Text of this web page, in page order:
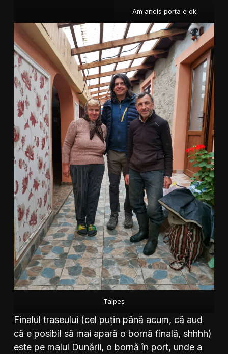
Am ancis porta e ok
Talpeș
Finalul traseului (cel puțin până acum, că aud
că e posibil să mai apară o bornă finală, shhhh)
este pe malul Dunării, o bornă în port, unde a